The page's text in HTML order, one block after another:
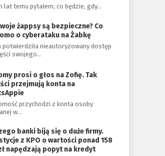
lat temu pytałem, co będzie, gdy…
żappsy są bezpieczne? Co
o cyberataku na Żabkę
potwierdziła nieautoryzowany dostęp
swojego…
prosi o głos na Zofię. Tak
przejmują konta na
przychodzi z konta osoby
w…
banki biją się o duże firmy.
z KPO o wartości ponad 158
napędzają popyt na kredyt